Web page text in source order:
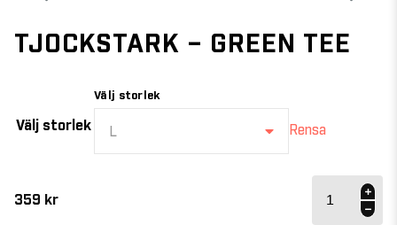
TJOCKSTARK – GREEN TEE
Välj storlek
Välj storlek
L Rensa
359 kr
Tjockstark
- Green